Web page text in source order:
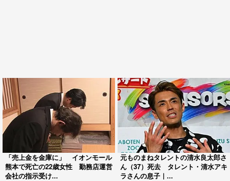
「売上金を金庫に」 イオンモール
熊本で死亡の22歳女性 勤務店運営
会社の指示受け...
元ものまねタレントの清水良太郎さ
ん（37）死去 タレント・清水アキ
ラさんの息子｜...